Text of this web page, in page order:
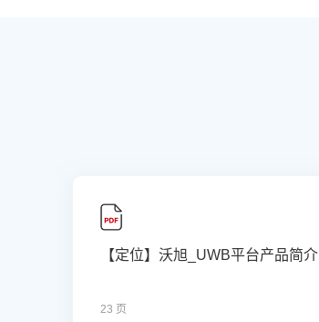
【定位】沃旭_UWB平台产品简介
23 页